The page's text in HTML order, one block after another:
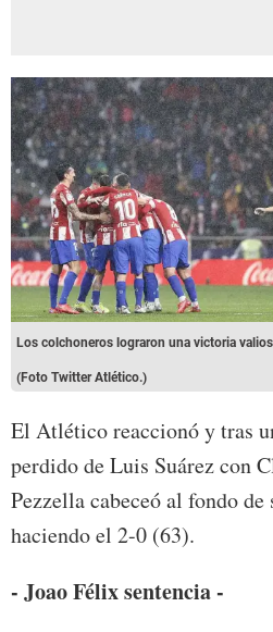
Los colchoneros lograron una victoria
(Foto Twitter Atlético.)
El Atlético reaccionó y tras
perdido de Luis Suárez con
Pezzella cabeceó al fondo
haciendo el 2-0 (63).
- Joao Félix sentencia -